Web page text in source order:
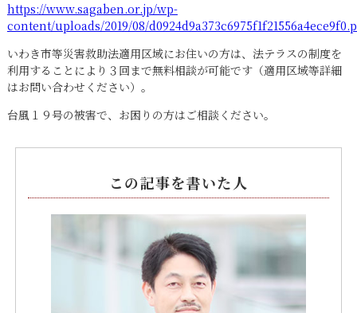
https://www.sagaben.or.jp/wp-
content/uploads/2019/08/
いわき市等災害救助法適用区域にお住いの方は、法テラスの制度を
利用することにより３回まで無料相談が可能です（適用区域等詳細
はお問い合わせください）。
台風１９号の被害で、お困りの方はご相談ください。
この記事を書いた人